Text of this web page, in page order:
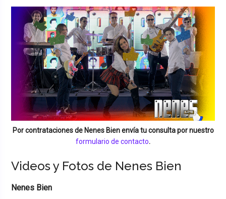
Por contrataciones de Nenes Bienenvía tu consulta por nuestro
formulario de contacto.
Videos y Fotos de Nenes Bien
Nenes Bien